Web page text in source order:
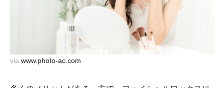
via www.photo-ac.com